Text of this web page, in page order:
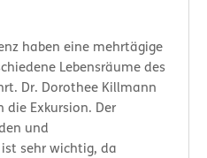
haben eine mehrtägige
Lebensräume des
Dr. Dorothee Killmann
die Exkursion. Der
und
sehr wichtig, da